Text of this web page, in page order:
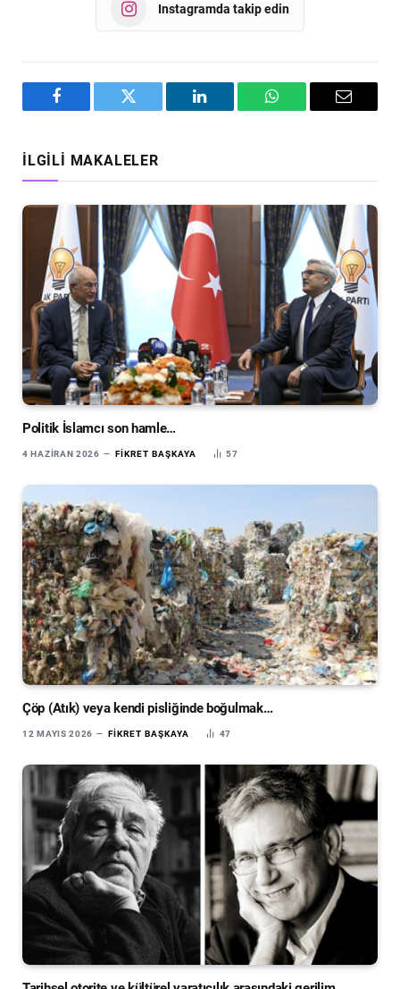
Instagramda takip edin
Facebook Twitter LinkedIn WhatsAppEmail
İLGILI MAKALELER
Politik İslamcı son hamle…
4 HAZIRAN 2026 FIKRET BAŞKAYA 57
Çöp (Atık) veya kendi pisliğinde boğulmak…
12 MAYIS 2026 FIKRET BAŞKAYA 47